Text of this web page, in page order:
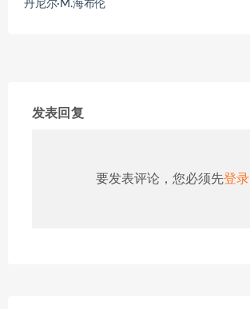
丹尼尔·M.海布伦
发表回复
要发表评论，您必须先登录